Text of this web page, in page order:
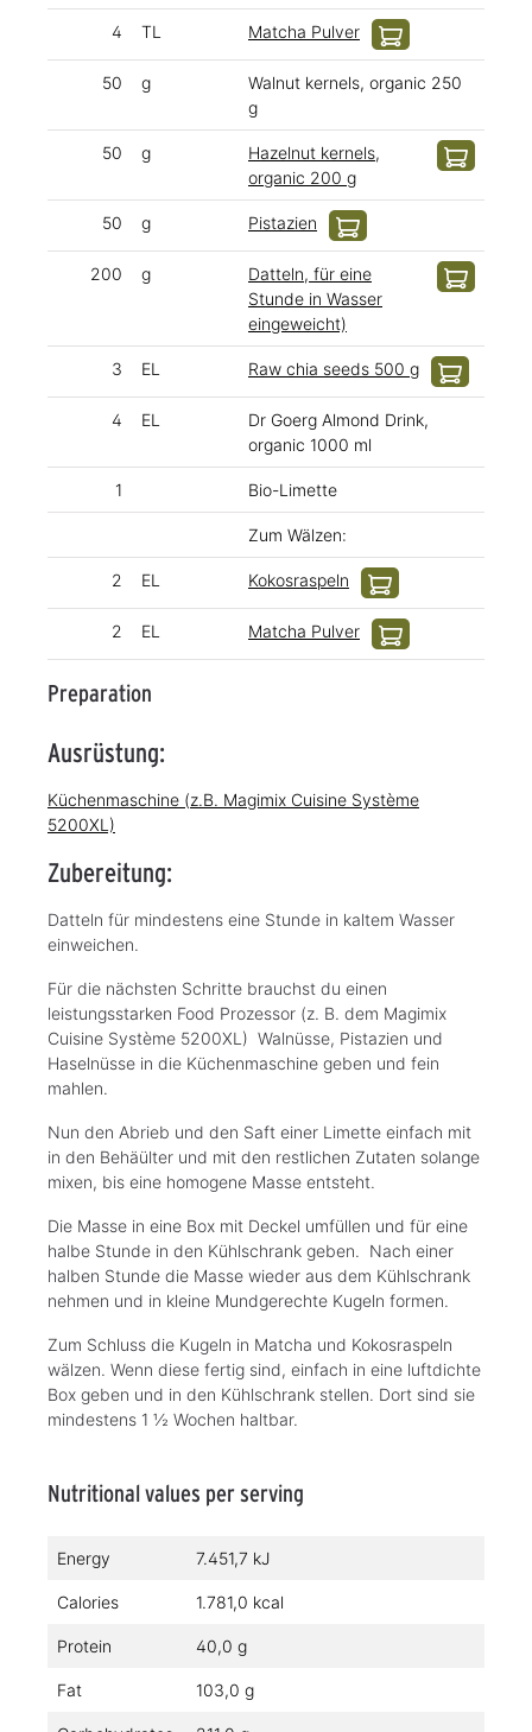
4 TL Matcha Pulver
50 g
Walnut kernels, organic 250
g
50 g
Hazelnut kernels,
organic 200 g
50 g Pistazien
200 g
Datteln, für eine
Stunde in Wasser
eingeweicht)
3 EL Raw chia seeds 500 g
4 EL
Dr Goerg Almond Drink,
organic 1000 ml
1 Bio-Limette
Zum Wälzen:
2 EL Kokosraspeln
2 EL Matcha Pulver
Preparation
Ausrüstung:
Küchenmaschine (z.B. Magimix Cuisine Système
5200XL)
Zubereitung:
Datteln für mindestens eine Stunde in kaltem Wasser
einweichen.
Für die nächsten Schritte brauchst du einen
leistungsstarken Food Prozessor (z. B. dem Magimix
Cuisine Système 5200XL) Walnüsse, Pistazien und
Haselnüsse in die Küchenmaschine geben und fein
mahlen.
Nun den Abrieb und den Saft einer Limette einfach mit
in den Behäülter und mit den restlichen Zutaten solange
mixen, bis eine homogene Masse entsteht.
Die Masse in eine Box mit Deckel umfüllen und für eine
halbe Stunde in den Kühlschrank geben. Nach einer
halben Stunde die Masse wieder aus dem Kühlschrank
nehmen und in kleine Mundgerechte Kugeln formen.
Zum Schluss die Kugeln in Matcha und Kokosraspeln
wälzen. Wenn diese fertig sind, einfach in eine luftdichte
Box geben und in den Kühlschrank stellen. Dort sind sie
mindestens 1 ½ Wochen haltbar.
Nutritional values per serving
Energy 7.451,7 kJ
Calories 1.781,0 kcal
Protein 40,0 g
Fat 103,0 g